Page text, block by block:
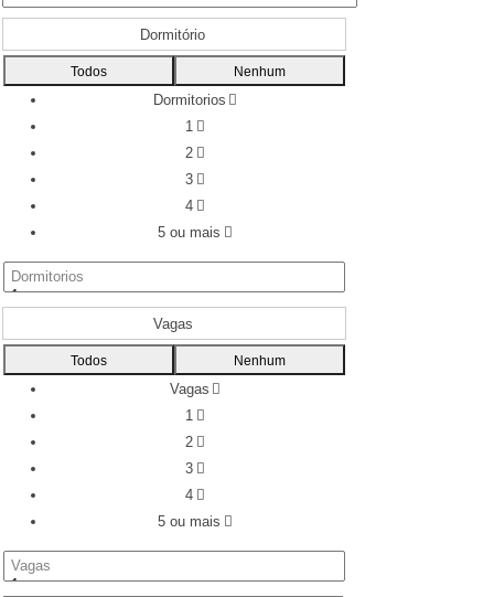
Dormitório
Todos Nenhum
Dormitorios
1
2
3
4
5 ou mais
Vagas
Todos Nenhum
Vagas
1
2
3
4
5 ou mais